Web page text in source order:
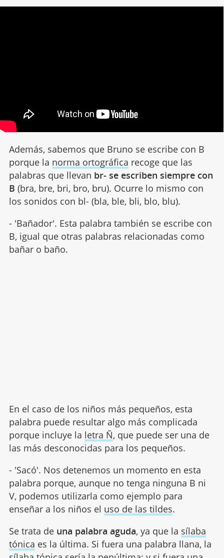
Además, sabemos que Bruno se escribe con B
porque la norma ortográfica recoge que las
palabras que llevan br- se escriben siempre con
B (bra, bre, bri, bro, bru). Ocurre lo mismo con
los sonidos con bl- (bla, ble, bli, blo, blu).
- 'Bañador'. Esta palabra también se escribe con
B, igual que otras palabras relacionadas como
bañar o baño.
En el caso de los niños más pequeños, esta
palabra puede resultar algo más complicada
porque incluye la letra Ñ, que puede ser una de
las más desconocidas para los pequeños.
- 'Sacó'. Nos detenemos un momento en esta
palabra porque, aunque no tenga ninguna B ni
V, podemos utilizarla como ejemplo para
enseñar a los niños el uso de las tildes.
Se trata de una palabra aguda, ya que la sílaba
tónica es la última. Si fuera una palabra llana, la